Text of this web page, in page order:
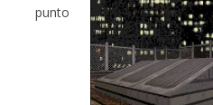
punto